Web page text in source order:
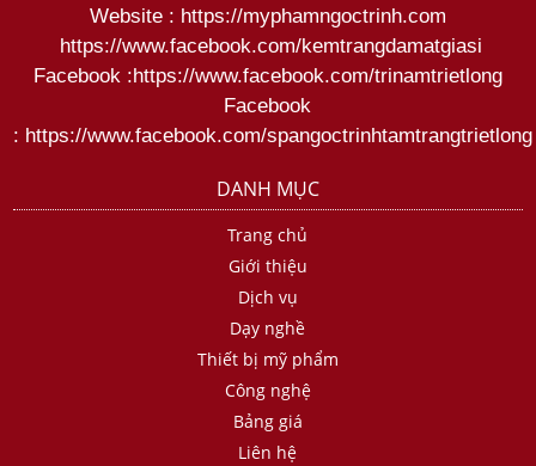
Website : https://myphamngoctrinh.com
https://www.facebook.com/kemtrangdamatgiasi
Facebook :https://www.facebook.com/trinamtrietlong
Facebook
: https://www.facebook.com/spangoctrinhtamtrangtrietlong
DANH MỤC
Trang chủ
Giới thiệu
Dịch vụ
Dạy nghề
Thiết bị mỹ phẩm
Công nghệ
Bảng giá
Liên hệ